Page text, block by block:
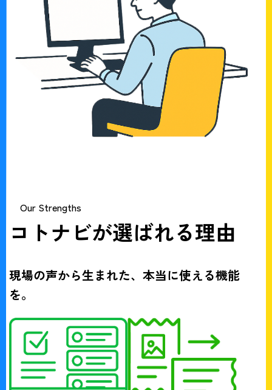
Our Strengths
コトナビが選ばれる理由
現場の声から生まれた、本当に使える機能
を。